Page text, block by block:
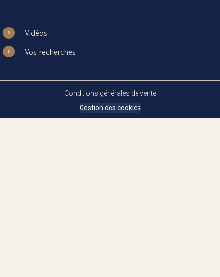
Vidéos
Vos recherches
Conditions générales de vente
Gestion des cookies